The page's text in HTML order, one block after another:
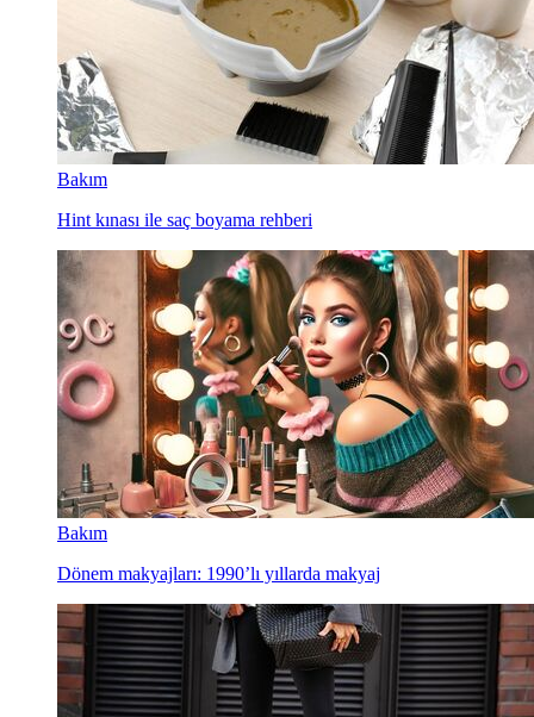
Bakım
Hint kınası ile saç boyama rehberi
Bakım
Dönem makyajları: 1990’lı yıllarda makyaj